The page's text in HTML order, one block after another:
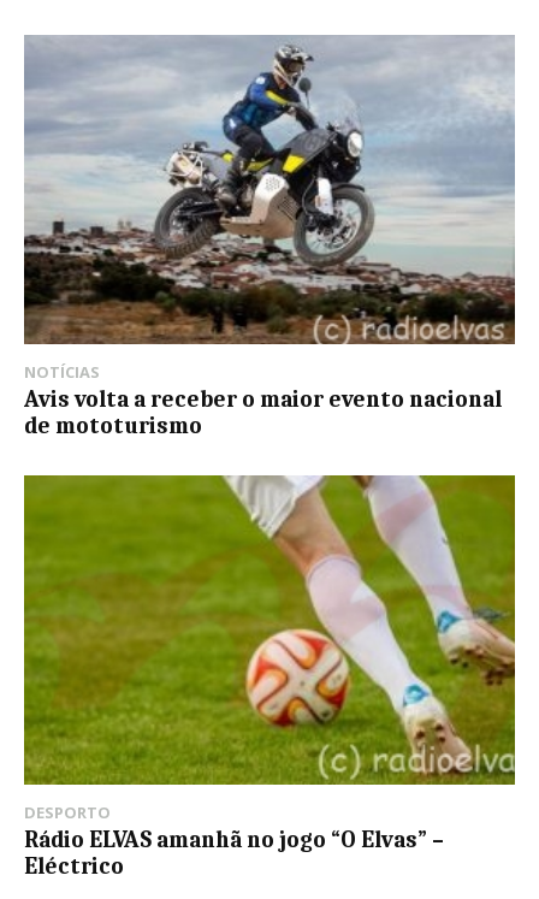
NOTÍCIAS
Avis volta a receber o maior evento nacional
de mototurismo
DESPORTO
Rádio ELVAS amanhã no jogo “O Elvas” –
Eléctrico